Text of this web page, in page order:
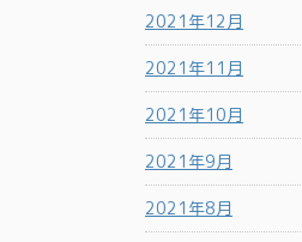
2021年12月
2021年11月
2021年10月
2021年9月
2021年8月